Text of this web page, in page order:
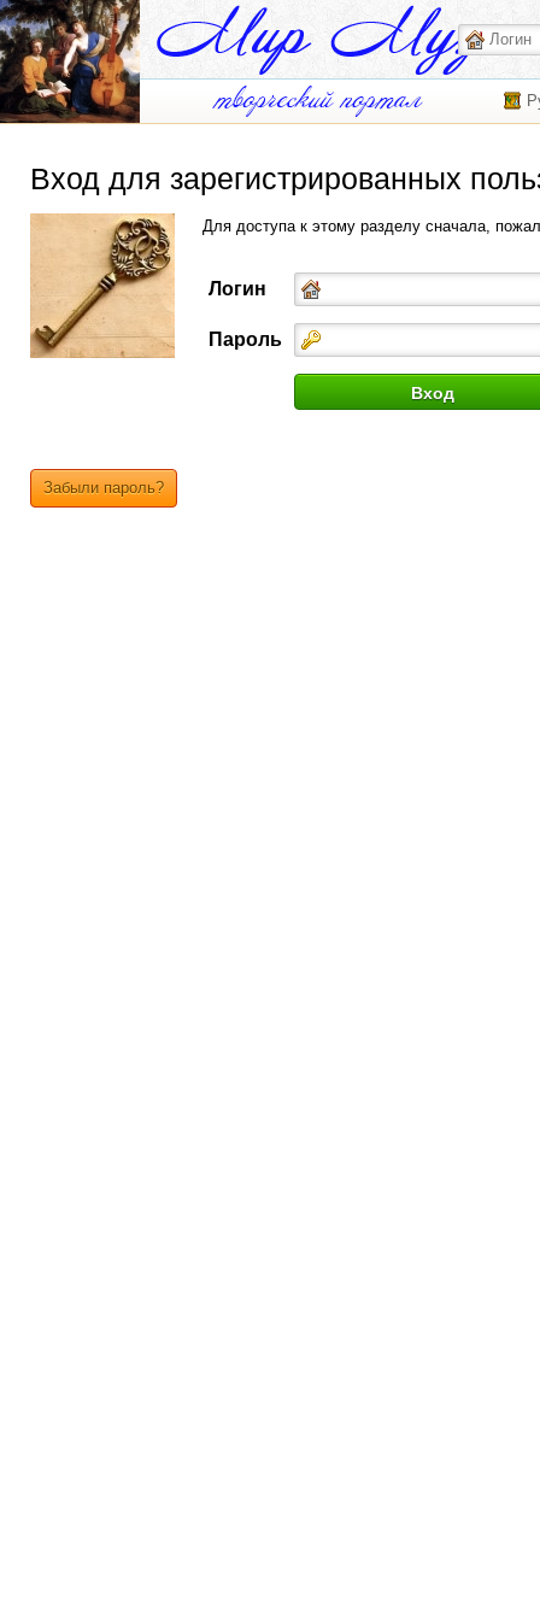
Вход для зарегистрированных
Для доступа к этому разделу сначала,
Логин
Пароль
Забыли пароль?